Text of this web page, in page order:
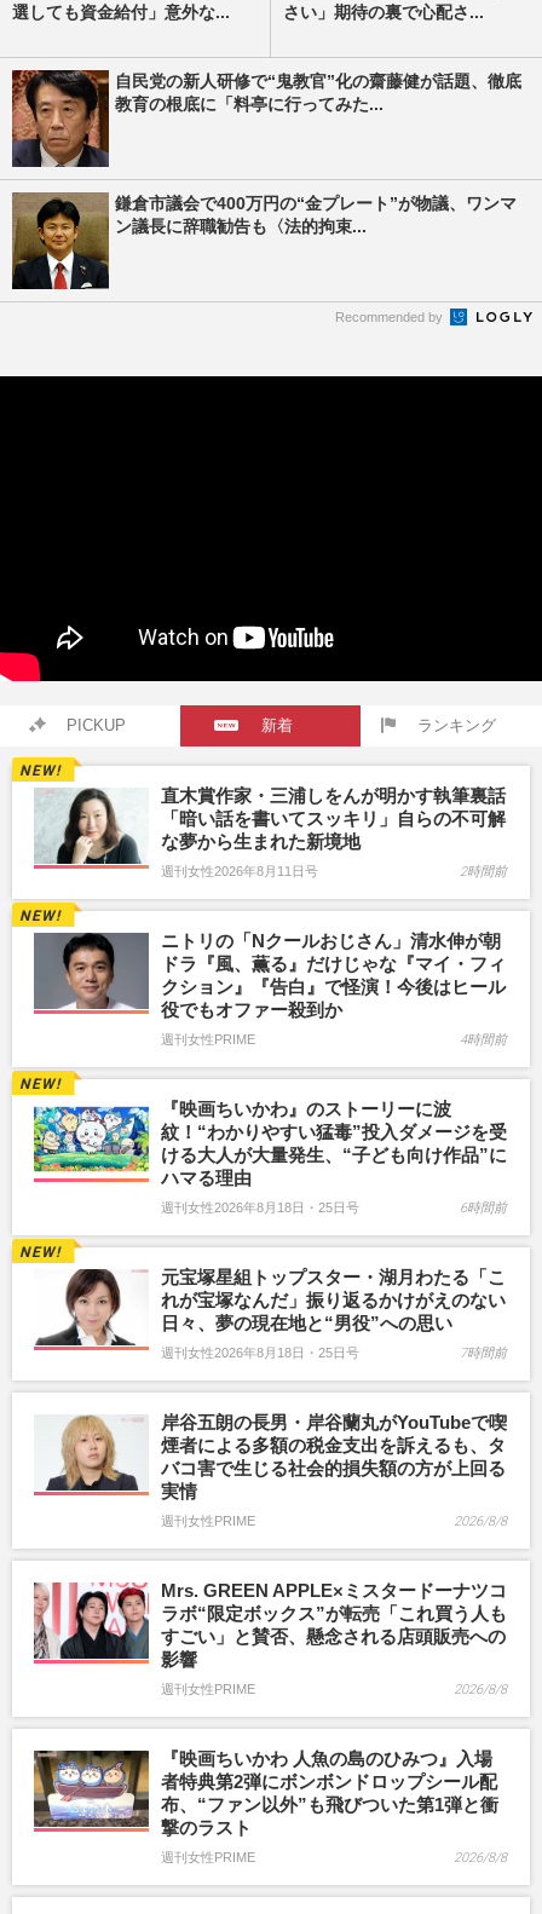
選しても資金給付」意外な...
さい」期待の裏で心配さ...
自民党の新人研修で“鬼教官”化の齋藤健が話題、徹底
教育の根底に「料亭に行ってみた...
鎌倉市議会で400万円の“金プレート”が物議、ワンマ
ン議長に辞職勧告も〈法的拘束...
Recommended by
PICKUP 新着 ランキング
直木賞作家・三浦しをんが明かす執筆裏話
「暗い話を書いてスッキリ」自らの不可解
な夢から生まれた新境地
週刊女性2026年8月11日号 2時間前
ニトリの「Nクールおじさん」清水伸が朝
ドラ『風、薫る』だけじゃな『マイ・フィ
クション』『告白』で怪演！今後はヒール
役でもオファー殺到か
週刊女性PRIME 4時間前
『映画ちいかわ』のストーリーに波
紋！“わかりやすい猛毒”投入ダメージを受
ける大人が大量発生、“子ども向け作品”に
ハマる理由
週刊女性2026年8月18日・25日号 6時間前
元宝塚星組トップスター・湖月わたる「こ
れが宝塚なんだ」振り返るかけがえのない
日々、夢の現在地と“男役”への思い
週刊女性2026年8月18日・25日号 7時間前
岸谷五朗の長男・岸谷蘭丸がYouTubeで喫
煙者による多額の税金支出を訴えるも、タ
バコ害で生じる社会的損失額の方が上回る
実情
週刊女性PRIME 2026/8/8
Mrs. GREEN APPLE×ミスタードーナツコ
ラボ“限定ボックス”が転売「これ買う人も
すごい」と賛否、懸念される店頭販売への
影響
週刊女性PRIME 2026/8/8
『映画ちいかわ 人魚の島のひみつ』入場
者特典第2弾にボンボンドロップシール配
布、“ファン以外”も飛びついた第1弾と衝
撃のラスト
週刊女性PRIME 2026/8/8